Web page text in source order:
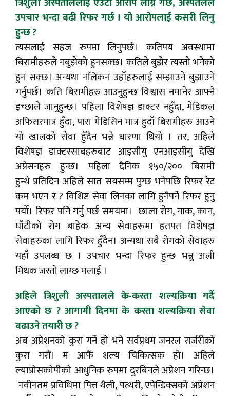
उपचार भन्दा बढी रिफर गर्छ । यो आरोपलाई कसरी लिनु
हुन्छ ?
त्यसलाई सहज रुपमा लिनुपर्छ। कतिपय अवस्थामा
बिरामीहरुले नबुझेको हुनसक्छ। कतिले बुझेर त्यस्तो भनेको
हुन सक्छ। अन्यथा नलिकन उहाँहरुलाई सम्झाउने बुझाउने
गर्नुपर्छ। कति बिरामीहरु आउनुहुन्छ विश्वास नमानेर आफ्नै
इच्छाले जानुहुन्छ। पहिला विशेषज्ञ डाक्टर नहुँदा, मेडिकल
अफिसरमात्र हुँदा, पारा मेडिसिन मात्र हुदाँ बिरामीहरु आउने
यो खालको सेवा हुँदैन भन्ने धारणा थियो । तर, अहिले
विशेषज्ञ डाक्टरसाबहरुबाट आइसीयु एनआइसीयु देखि
अप्रेसनहरु हुन्छ। पहिला दैनिक १५०/२०० बिरामी
हुन्थे प्रतिदिन अहिले सात सयसम्म पुग्छ भनेपछि रिफर रेट
कम भएन र ? विशिष्ट सेवा लिनका लागि हुनैपर्ने रिफर हुनु
पर्यो। रिफर पनि गर्नु पर्छ समयमा। छाला रोग, नाक, कान,
घाँटीको रोग बाहेक अन्य सेवाहरूमा हतपत विशेषज्ञ
सेवाहरुका लागि रिफर हुँदैन। अन्यथा सबै रोगको सेवाहरु
यहाँ उपलब्ध छ । उपचार भन्दा रिफर हुन्छ भन्नु अली
मिथक जस्तो लाग्छ मलाई ।
अहिले त्रिशुली अस्पतालले के-कस्ता शल्यक्रिया गर्दै
आएको छ ? आगामी दिनमा के कस्ता शल्यक्रिया सेवा
बढाउने तयारी छ ?
अब अप्रेशनको कुरा गर्ने हो भने सर्वप्रथम जनरल सर्जरीको
कुरा गरौं। म आफैं शल्य चिकित्सक हो। अहिले
ल्याप्रोसकोपीको आधुनिक रुपमा दुरबिनले अप्रेशन गरिन्छ।
नवीनतम प्रविधिमा पित्त थैली, पत्थरी, एपेन्डिक्सको अप्रेशन